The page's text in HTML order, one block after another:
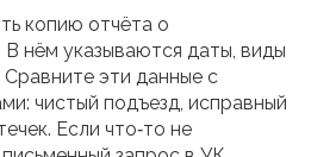
копию отчёта о
нём указываются даты, виды
эти данные с
чистый подъезд, исправный
Если что‑то не